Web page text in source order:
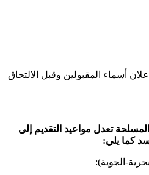
أسماء المقبولين وقبل الالتحاق
تعدل مواعيد التقديم إلى
كما يلي:
الجوية):